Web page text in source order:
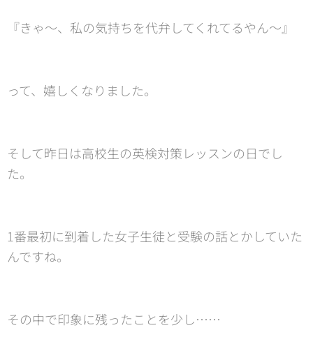
『きゃ〜、私の気持ちを代弁してくれてるやん〜』
って、嬉しくなりました。
そして昨日は高校生の英検対策レッスンの日でし
た。
1番最初に到着した女子生徒と受験の話とかしていた
んですね。
その中で印象に残ったことを少し……